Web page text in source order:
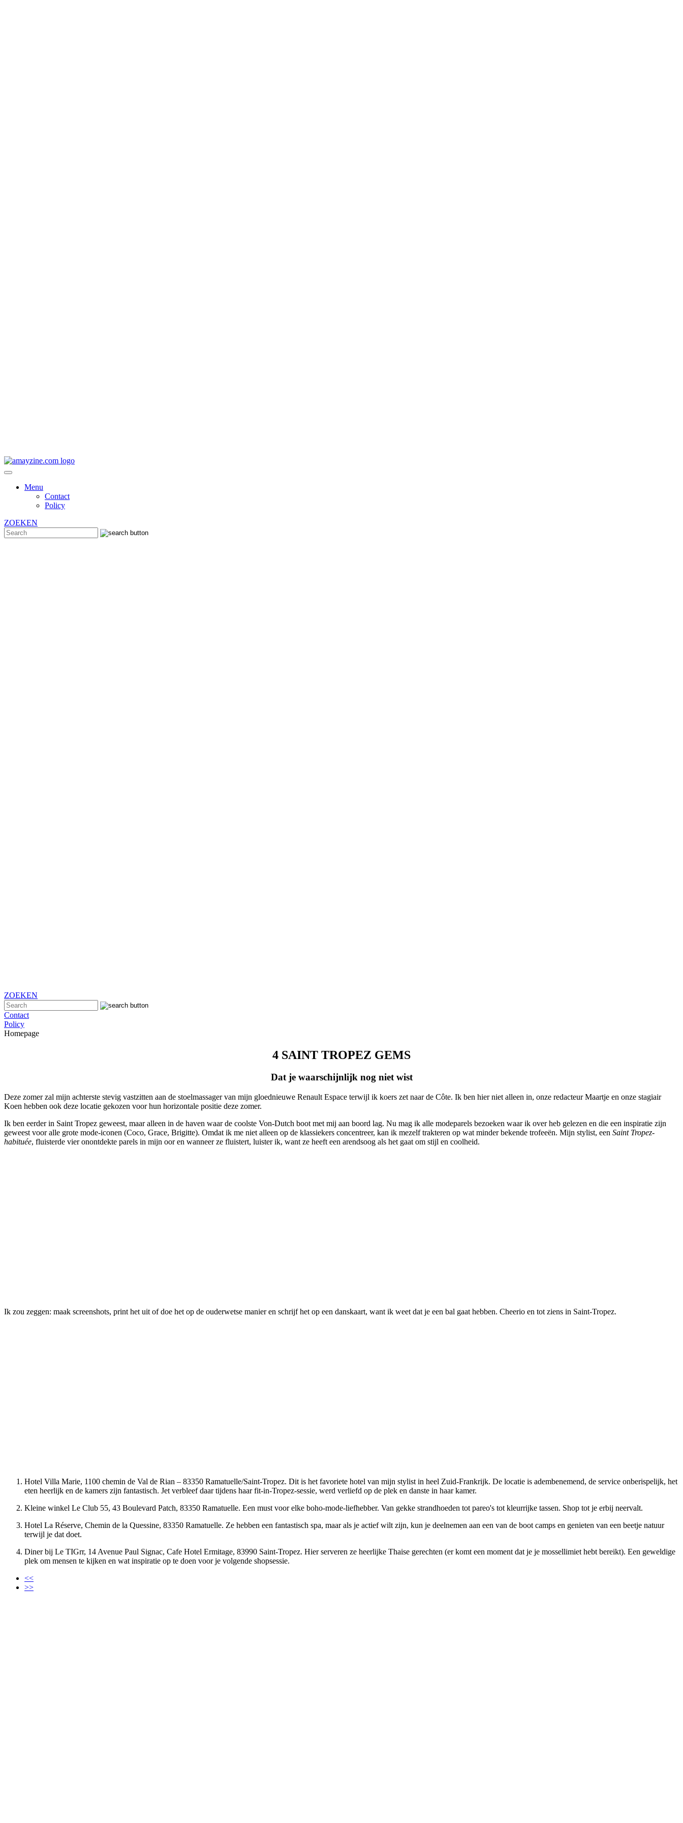
Menu
Contact
Policy
ZOEKEN
ZOEKEN
Contact
Policy
Homepage
4 SAINT TROPEZ GEMS
Dat je waarschijnlijk nog niet wist
Deze zomer zal mijn achterste stevig vastzitten aan de stoelmassager van mijn gloednieuwe Renault Espace terwijl ik koers zet naar de Côte. Ik ben hier niet alleen in, onze redacteur Maartje en onze stagiair
Koen hebben ook deze locatie gekozen voor hun horizontale positie deze zomer.
Ik ben eerder in Saint Tropez geweest, maar alleen in de haven waar de coolste Von-Dutch boot met mij aan boord lag. Nu mag ik alle modeparels bezoeken waar ik over heb gelezen en die een inspiratie zijn
geweest voor alle grote mode-iconen (Coco, Grace, Brigitte). Omdat ik me niet alleen op de klassiekers concentreer, kan ik mezelf trakteren op wat minder bekende trofeeën. Mijn stylist, een Saint Tropez-
habituée, fluisterde vier onontdekte parels in mijn oor en wanneer ze fluistert, luister ik, want ze heeft een arendsoog als het gaat om stijl en coolheid.
Ik zou zeggen: maak screenshots, print het uit of doe het op de ouderwetse manier en schrijf het op een danskaart, want ik weet dat je een bal gaat hebben. Cheerio en tot ziens in Saint-Tropez.
Hotel Villa Marie, 1100 chemin de Val de Rian – 83350 Ramatuelle/Saint-Tropez. Dit is het favoriete hotel van mijn stylist in heel Zuid-Frankrijk. De locatie is adembenemend, de service onberispelijk, het
eten heerlijk en de kamers zijn fantastisch. Jet verbleef daar tijdens haar fit-in-Tropez-sessie, werd verliefd op de plek en danste in haar kamer.
Kleine winkel Le Club 55, 43 Boulevard Patch, 83350 Ramatuelle. Een must voor elke boho-mode-liefhebber. Van gekke strandhoeden tot pareo's tot kleurrijke tassen. Shop tot je erbij neervalt.
Hotel La Réserve, Chemin de la Quessine, 83350 Ramatuelle. Ze hebben een fantastisch spa, maar als je actief wilt zijn, kun je deelnemen aan een van de boot camps en genieten van een beetje natuur
terwijl je dat doet.
Diner bij Le TIGrr, ‪14 Avenue Paul Signac, ‪Cafe Hotel Ermitage, ‪83990 Saint-Tropez. Hier serveren ze heerlijke Thaise gerechten (er komt een moment dat je je mossellimiet hebt bereikt). Een geweldige
plek om mensen te kijken en wat inspiratie op te doen voor je volgende shopsessie.
<<
>>